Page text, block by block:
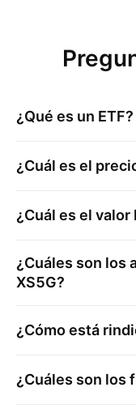
¿Qué es un ETF?
¿Cuál es el
¿Cuál es el
¿Cuáles son los
XS5G?
¿Cómo está
¿Cuáles son los